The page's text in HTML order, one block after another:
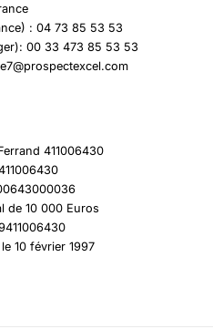
: 04 73 85 53 53
00 33 473 85 53 53
411006430
de 10 000 Euros
10 février 1997